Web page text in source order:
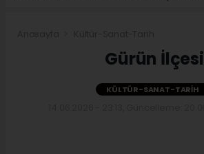
Gürün İlçesi
KÜLTÜR-SANAT-TARIH